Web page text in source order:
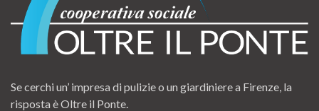
Se cerchi un’ impresa di pulizie o un giardiniere a Firenze, la
risposta è Oltre il Ponte.